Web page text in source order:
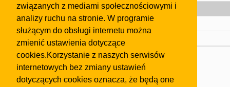
związanych z mediami społecznościowymi i
analizy ruchu na stronie. W programie
służącym do obsługi internetu można
zmienić ustawienia dotyczące
cookies.Korzystanie z naszych serwisów
internetowych bez zmiany ustawień
dotyczących cookies oznacza, że będą one
Strefa dla biznesu
Biura nieruchomości
Dealerzy i autokomisy
Skontaktuj się z nami
regulaminuiPolityki Prywatności.